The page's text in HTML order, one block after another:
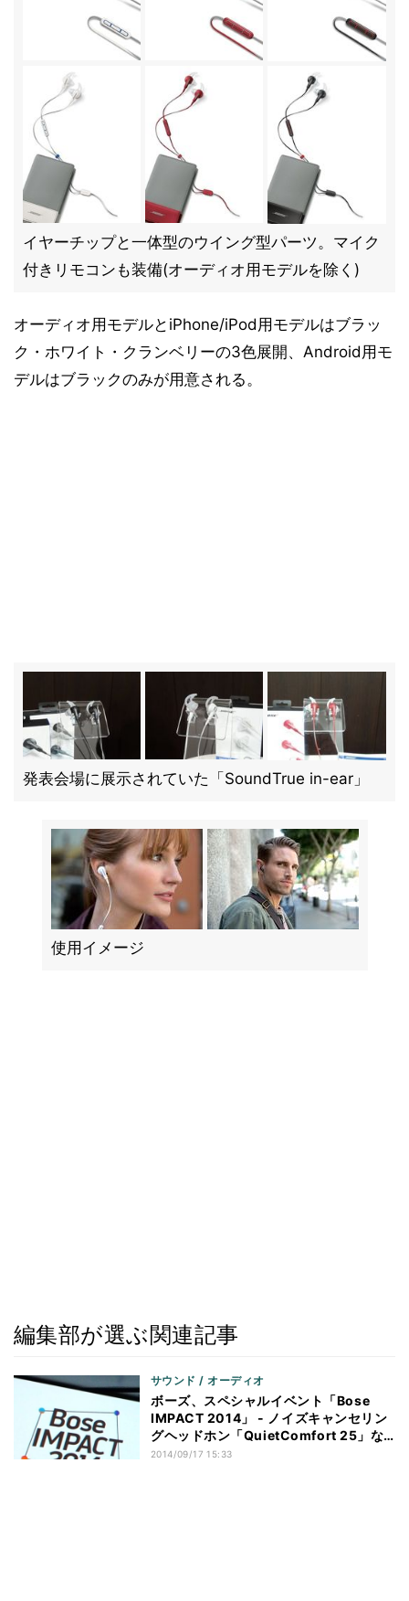
イヤーチップと一体型のウイング型パーツ。マイク
付きリモコンも装備(オーディオ用モデルを除く)
オーディオ用モデルとiPhone/iPod用モデルはブラッ
ク・ホワイト・クランベリーの3色展開、Android用モ
デルはブラックのみが用意される。
発表会場に展示されていた「SoundTrue in-ear」
使用イメージ
編集部が選ぶ関連記事
サウンド / オーディオ
ボーズ、スペシャルイベント「Bose
IMPACT 2014」 - ノイズキャンセリン
グヘッドホン「QuietComfort 25」な
ど6製品を一挙発表
2014/09/17 15:33